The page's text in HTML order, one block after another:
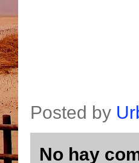
Posted by
No hay